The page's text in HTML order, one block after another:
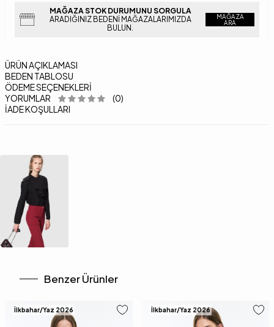
MAĞAZA STOK DURUMUNU SORGULA
ARADIĞINIZ BEDENI MAĞAZALARIMIZDA
BULUN.
MAĞAZA
ARA
ÜRÜN AÇIKLAMASI
BEDEN TABLOSU
ÖDEME SEÇENEKLERI
YORUMLAR
(0)
İADE KOŞULLARI
Benzer Ürünler
İlkbahar/Yaz 2026 İlkbahar/Yaz 2026